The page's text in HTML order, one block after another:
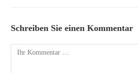
Schreiben Sie einen Kommentar